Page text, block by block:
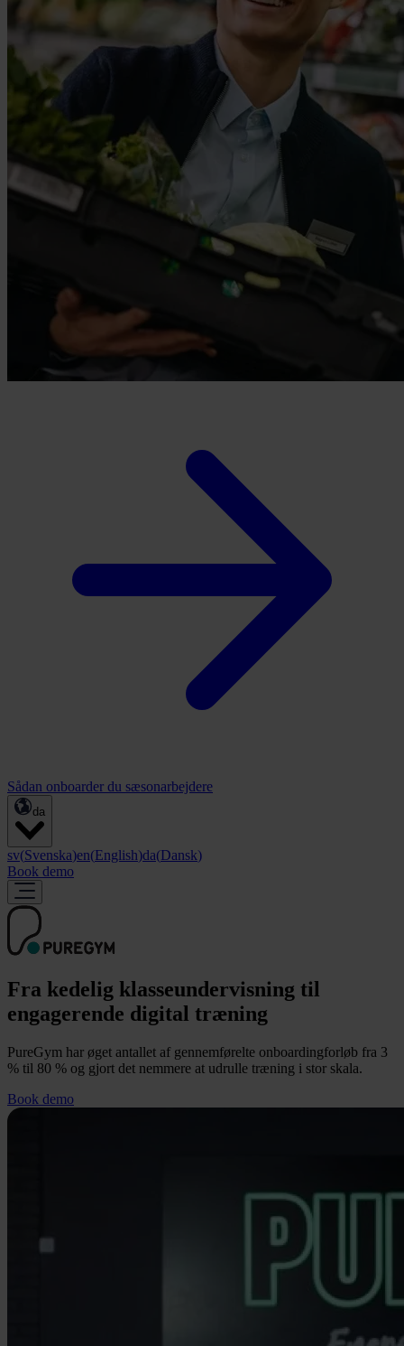
Sådan onboarder du sæsonarbejdere
da
sv(Svenska)en(English)da(Dansk)
Book demo
Fra kedelig klasseundervisning til
engagerende digital træning
PureGym har øget antallet af gennemførelte onboardingforløb fra 3
% til 80 % og gjort det nemmere at udrulle træning i stor skala.
Book demo